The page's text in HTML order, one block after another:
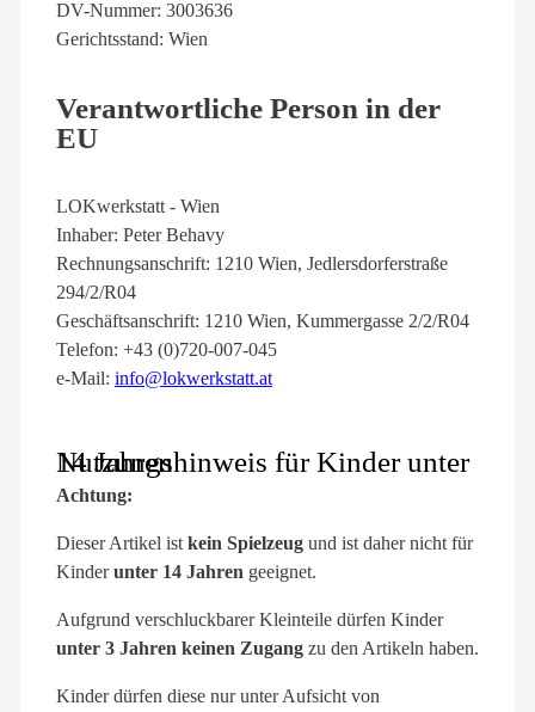
DV-Nummer: 3003636
Gerichtsstand: Wien
Verantwortliche Person in der
EU
LOKwerkstatt - Wien
Inhaber: Peter Behavy
Rechnungsanschrift: 1210 Wien, Jedlersdorferstraße
294/2/R04
Geschäftsanschrift: 1210 Wien, Kummergasse 2/2/R04
Telefon: +43 (0)720-007-045
e-Mail: info@lokwerkstatt.at
Nutzungshinweis für Kinder unter 14 Jahren
Achtung:
Dieser Artikel ist kein Spielzeug und ist daher nicht für
Kinderunter 14 Jahren geeignet.
Aufgrund verschluckbarer Kleinteile dürfen Kinder
unter 3 Jahren keinen Zugang zu den Artikeln haben.
Kinder dürfen diese nur unter Aufsicht von